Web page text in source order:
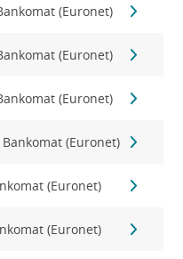
(Euronet)
(Euronet)
(Euronet)
Bankomat (Euronet)
(Euronet)
(Euronet)